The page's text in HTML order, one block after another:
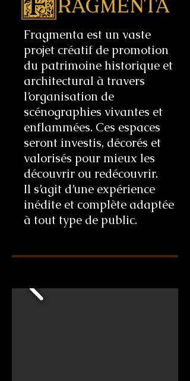
Fragmenta est un vaste
projet créatif de promotion
du patrimoine historique et
architectural à travers
l’organisation de
scénographies vivantes et
enflammées. Ces espaces
seront investis, décorés et
valorisés pour mieux les
découvrir ou redécouvrir.
Il s’agit d’une expérience
inédite et complète adaptée
à tout type de public.